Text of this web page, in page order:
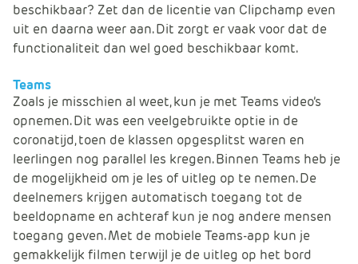
beschikbaar? Zet dan de licentie van Clipchamp even
uit en daarna weer aan. Dit zorgt er vaak voor dat de
functionaliteit dan wel goed beschikbaar komt.
Teams
Zoals je misschien al weet, kun je met Teams video’s
opnemen. Dit was een veelgebruikte optie in de
coronatijd, toen de klassen opgesplitst waren en
leerlingen nog parallel les kregen. Binnen Teams heb je
de mogelijkheid om je les of uitleg op te nemen. De
deelnemers krijgen automatisch toegang tot de
beeldopname en achteraf kun je nog andere mensen
toegang geven. Met de mobiele Teams-app kun je
gemakkelijk filmen terwijl je de uitleg op het bord